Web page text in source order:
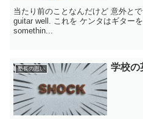
当たり前のことなんだけど 意外と
guitar well. これを ケンタはギター
somethin...
塾長の思い 学校の